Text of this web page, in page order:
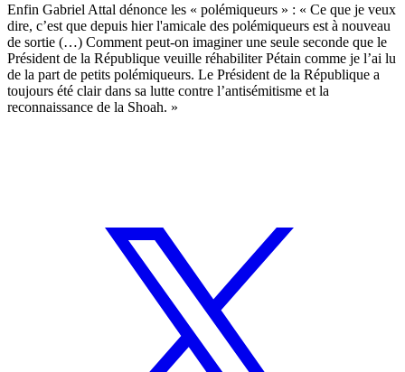
Enfin Gabriel Attal dénonce les « polémiqueurs » : « Ce que je veux
dire, c’est que depuis hier l'amicale des polémiqueurs est à nouveau
de sortie (…) Comment peut-on imaginer une seule seconde que le
Président de la République veuille réhabiliter Pétain comme je l’ai lu
de la part de petits polémiqueurs. Le Président de la République a
toujours été clair dans sa lutte contre l’antisémitisme et la
reconnaissance de la Shoah. »